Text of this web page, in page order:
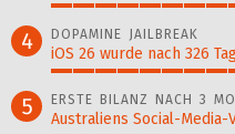
52%
4 DOPAMINE JAILBREAK
iOS 26 wurde nach 326
46%
5 ERSTE BILANZ NACH 3
Australiens Social-